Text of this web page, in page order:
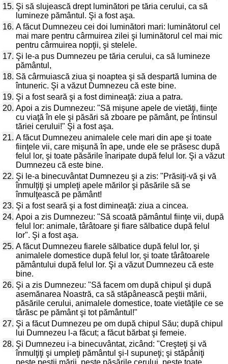
15. Şi să slujească drept luminători pe tăria cerului, ca să
lumineze pământul. Şi a fost aşa.
16. A făcut Dumnezeu cei doi luminători mari: luminătorul cel
mai mare pentru cârmuirea zilei şi luminătorul cel mai mic
pentru cârmuirea nopţii, şi stelele.
17. Şi le-a pus Dumnezeu pe tăria cerului, ca să lumineze
pământul,
18. Să cârmuiască ziua şi noaptea şi să despartă lumina de
întuneric. Şi a văzut Dumnezeu că este bine.
19. Şi a fost seară şi a fost dimineaţă: ziua a patra.
20. Apoi a zis Dumnezeu: "Să mişune apele de vietăţi, fiinţe
cu viaţă în ele şi păsări să zboare pe pământ, pe întinsul
tăriei cerului!" Şi a fost aşa.
21. A făcut Dumnezeu animalele cele mari din ape şi toate
fiinţele vii, care mişună în ape, unde ele se prăsesc după
felul lor, şi toate păsările înaripate după felul lor. Şi a văzut
Dumnezeu că este bine.
22. Şi le-a binecuvântat Dumnezeu şi a zis: "Prăsiţi-vă şi vă
înmulţiţi şi umpleţi apele mărilor şi păsările să se
înmulţească pe pământ!
23. Şi a fost seară şi a fost dimineaţă: ziua a cincea.
24. Apoi a zis Dumnezeu: "Să scoată pământul fiinţe vii, după
felul lor: animale, târâtoare şi fiare sălbatice după felul
lor". Şi a fost aşa.
25. A făcut Dumnezeu fiarele sălbatice după felul lor, şi
animalele domestice după felul lor, şi toate târâtoarele
pământului după felul lor. Şi a văzut Dumnezeu că este
bine.
26. Şi a zis Dumnezeu: "Să facem om după chipul şi după
asemănarea Noastră, ca să stăpânească peştii mării,
păsările cerului, animalele domestice, toate vietăţile ce se
târăsc pe pământ şi tot pământul!"
27. Şi a făcut Dumnezeu pe om după chipul Său; după chipul
lui Dumnezeu l-a făcut; a făcut bărbat şi femeie.
28. Şi Dumnezeu i-a binecuvântat, zicând: "Creşteţi şi vă
înmulţiţi şi umpleţi pământul şi-l supuneţi; şi stăpâniţi
peste peştii mării, peste păsările cerului, peste toate